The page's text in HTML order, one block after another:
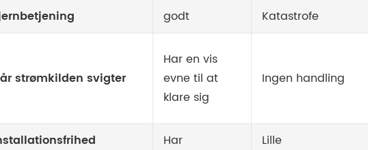
godt Katastrofe
strømkilden svigter
Har en vis
evne til at
klare sig
Ingen handling
Har Lille